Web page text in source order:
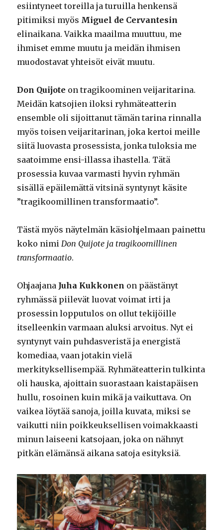
esiintyneet toreilla ja turuilla henkensä
pitimiksi myös Miguel de Cervantesin
elinaikana. Vaikka maailma muuttuu, me
ihmiset emme muutu ja meidän ihmisen
muodostavat yhteisöt eivät muutu.
Don Quijote on tragikoominen veijaritarina.
Meidän katsojien iloksi ryhmäteatterin
ensemble oli sijoittanut tämän tarina rinnalla
myös toisen veijaritarinan, joka kertoi meille
siitä luovasta prosessista, jonka tuloksia me
saatoimme ensi-illassa ihastella. Tätä
prosessia kuvaa varmasti hyvin ryhmän
sisällä epäilemättä vitsinä syntynyt käsite
”tragikoomillinen transformaatio”.
Tästä myös näytelmän käsiohjelmaan painettu
koko nimi Don Quijote ja tragikoomillinen
transformaatio.
Ohjaajana Juha Kukkonen on päästänyt
ryhmässä piilevät luovat voimat irti ja
prosessin lopputulos on ollut tekijöille
itselleenkin varmaan aluksi arvoitus. Nyt ei
syntynyt vain puhdasveristä ja energistä
komediaa, vaan jotakin vielä
merkityksellisempää. Ryhmäteatterin tulkinta
oli hauska, ajoittain suorastaan kaistapäisen
hullu, rosoinen kuin mikä ja vaikuttava. On
vaikea löytää sanoja, joilla kuvata, miksi se
vaikutti niin poikkeuksellisen voimakkaasti
minun laiseeni katsojaan, joka on nähnyt
pitkän elämänsä aikana satoja esityksiä.